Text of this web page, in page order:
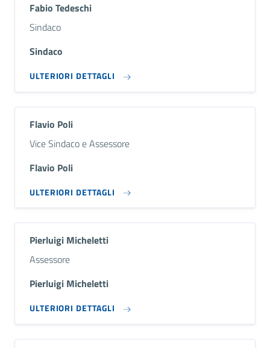
Fabio Tedeschi
Descrizione breve
Sindaco
Sindaco
ULTERIORI DETTAGLI
Flavio Poli
Descrizione breve
Vice Sindaco e Assessore
Flavio Poli
ULTERIORI DETTAGLI
Pierluigi Micheletti
Descrizione breve
Assessore
Pierluigi Micheletti
ULTERIORI DETTAGLI